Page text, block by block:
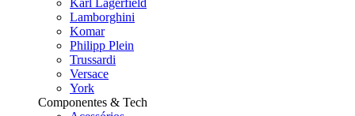
Karl Lagerfield
Lamborghini
Komar
Philipp Plein
Trussardi
Versace
York
Componentes & Tech